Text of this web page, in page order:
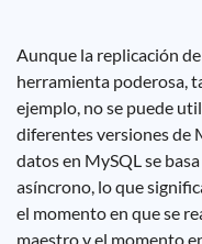
Aunque la replicación
herramienta poderosa,
ejemplo, no se puede
diferentes versiones de
datos en MySQL se
asíncrono, lo que
el momento en que se
maestro y el momento